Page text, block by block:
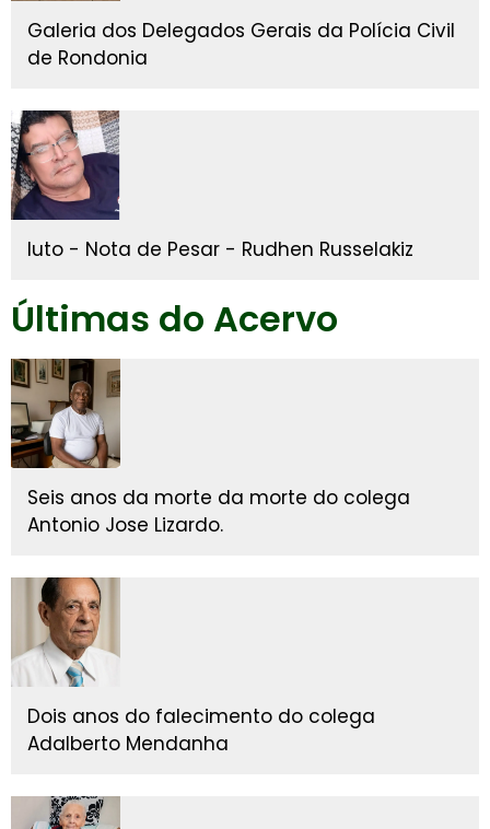
Galeria dos Delegados Gerais da Polícia Civil
de Rondonia
luto - Nota de Pesar - Rudhen Russelakiz
Últimas do Acervo
Seis anos da morte da morte do colega
Antonio Jose Lizardo.
Dois anos do falecimento do colega
Adalberto Mendanha